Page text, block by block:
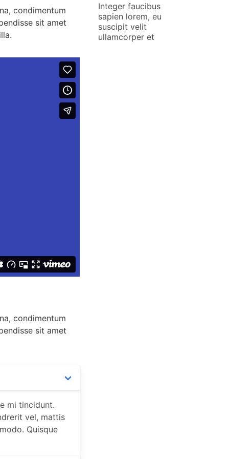
condimentum
sit amet
condimentum
sit amet
mi tincidunt.
vel, mattis
Quisque
Integer faucibus
sapien lorem, eu
suscipit velit
ullamcorper et